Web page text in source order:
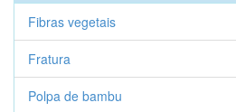
Fibras vegetais
Fratura
Polpa de bambu